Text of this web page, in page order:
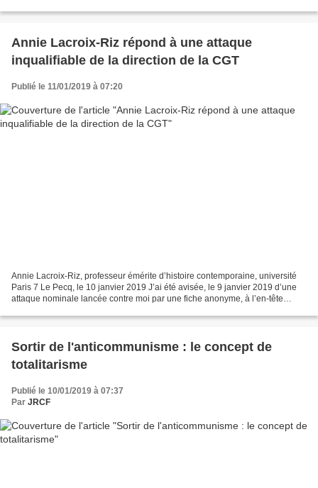
Annie Lacroix-Riz répond à une attaque
inqualifiable de la direction de la CGT
Publié le 11/01/2019 à 07:20
Annie Lacroix-Riz, professeur émérite d’histoire contemporaine, université
Paris 7 Le Pecq, le 10 janvier 2019 J’ai été avisée, le 9 janvier 2019 d’une
attaque nominale lancée contre moi par une fiche anonyme, à l’en-tête
Sortir de l'anticommunisme : le concept de
totalitarisme
Publié le 10/01/2019 à 07:37
Par JRCF